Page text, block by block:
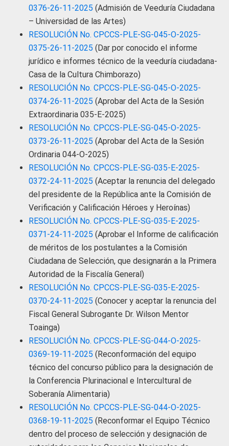
0376-26-11-2025 (Admisión de Veeduría Ciudadana
– Universidad de las Artes)
RESOLUCIÓN No. CPCCS-PLE-SG-045-O-2025-
0375-26-11-2025 (Dar por conocido el informe
jurídico e informes técnico de la veeduría ciudadana-
Casa de la Cultura Chimborazo)
RESOLUCIÓN No. CPCCS-PLE-SG-045-O-2025-
0374-26-11-2025 (Aprobar del Acta de la Sesión
Extraordinaria 035-E-2025)
RESOLUCIÓN No. CPCCS-PLE-SG-045-O-2025-
0373-26-11-2025 (Aprobar del Acta de la Sesión
Ordinaria 044-O-2025)
RESOLUCIÓN No. CPCCS-PLE-SG-035-E-2025-
0372-24-11-2025 (Aceptar la renuncia del delegado
del presidente de la República ante la Comisión de
Verificación y Calificación Héroes y Heroínas)
RESOLUCIÓN No. CPCCS-PLE-SG-035-E-2025-
0371-24-11-2025 (Aprobar el Informe de calificación
de méritos de los postulantes a la Comisión
Ciudadana de Selección, que designarán a la Primera
Autoridad de la Fiscalía General)
RESOLUCIÓN No. CPCCS-PLE-SG-035-E-2025-
0370-24-11-2025 (Conocer y aceptar la renuncia del
Fiscal General Subrogante Dr. Wilson Mentor
Toainga)
RESOLUCIÓN No. CPCCS-PLE-SG-044-O-2025-
0369-19-11-2025 (Reconformación del equipo
técnico del concurso público para la designación de
la Conferencia Plurinacional e Intercultural de
Soberanía Alimentaria)
RESOLUCIÓN No. CPCCS-PLE-SG-044-O-2025-
0368-19-11-2025 (Reconformar el Equipo Técnico
dentro del proceso de selección y designación de